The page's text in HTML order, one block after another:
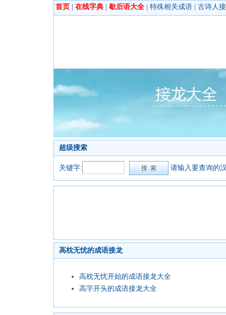
首页 在线字典 歇后语大全 特殊相关成语 古诗人
超级搜索
关键字: 请输入要查询的
高枕无忧的成语接龙
高枕无忧开始的成语接龙大全
高字开头的成语接龙大全